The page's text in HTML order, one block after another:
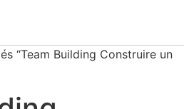
“Team Building Construire un